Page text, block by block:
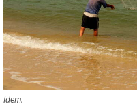
Idem.